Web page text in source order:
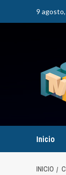
9
Inicio
INICIO